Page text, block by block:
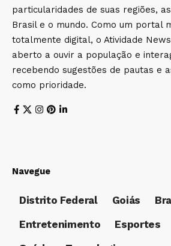
particularidades de suas regiões,
Brasil e o mundo. Como um portal
totalmente digital, o Atividade
aberto a ouvir a população e
recebendo sugestões de pautas e
como prioridade.
Navegue
Distrito Federal Goiás
Entretenimento
Esportes